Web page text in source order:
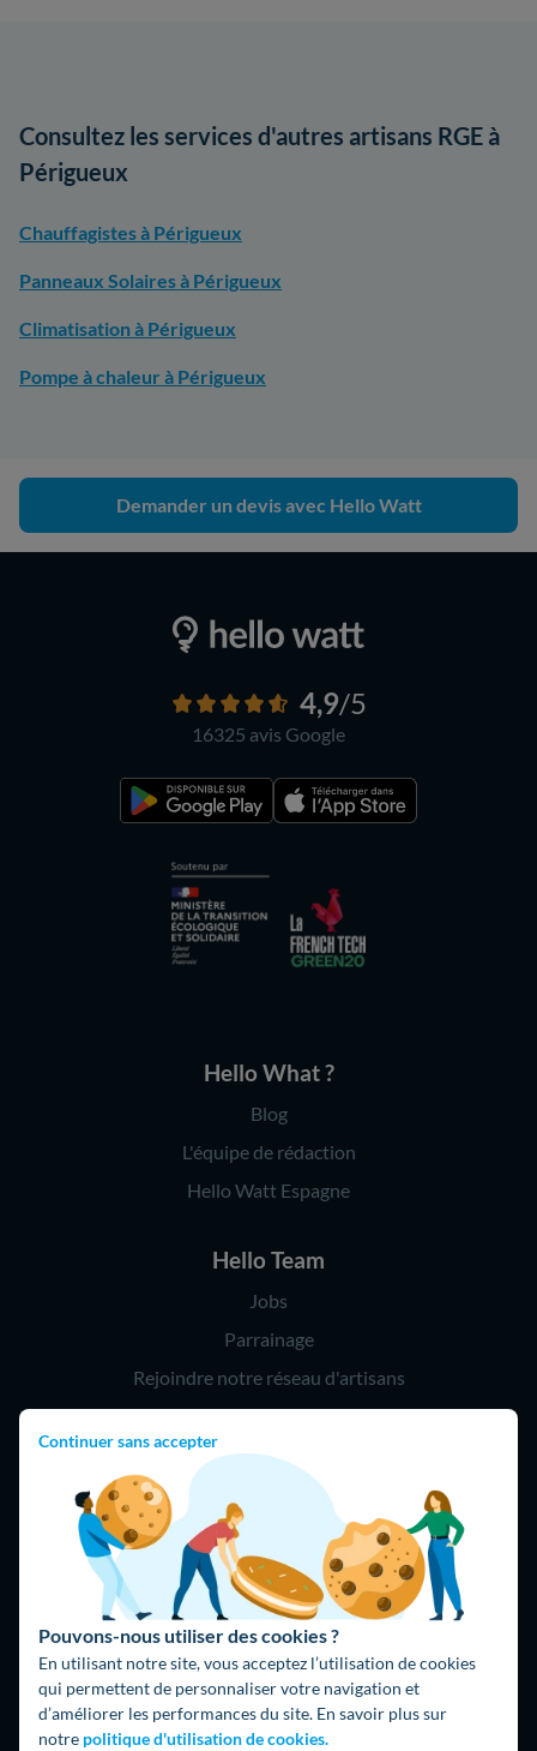
Continuer sans accepter
Pouvons-nous utiliser des cookies ?
En utilisant notre site, vous acceptez l’utilisation de cookies
qui permettent de personnaliser votre navigation et
d’améliorer les performances du site. En savoir plus sur
notre politique d'utilisation de cookies.
Consultez les services d'autres artisans RGE à
Périgueux
Chauffagistes à Périgueux
Panneaux Solaires à Périgueux
Climatisation à Périgueux
Pompe à chaleur à Périgueux
Demander un devis avec Hello Watt
4,9/5
16325 avis Google
Hello What ?
Blog
L'équipe de rédaction
Hello Watt Espagne
Hello Team
Jobs
Parrainage
Rejoindre notre réseau d'artisans
Hello !
09 75 18 60 60
(8h-21h)
75018 Paris
Fait avec ⚡ par Hello Watt